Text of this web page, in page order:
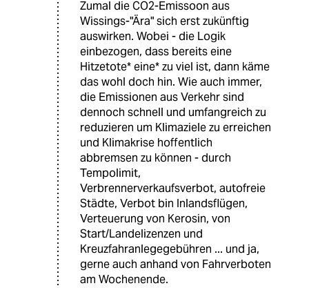
Zumal die CO2-Emissoon aus
Wissings-"Ära" sich erst zukünftig
auswirken. Wobei - die Logik
einbezogen, dass bereits eine
Hitzetote* eine* zu viel ist, dann käme
das wohl doch hin. Wie auch immer,
die Emissionen aus Verkehr sind
dennoch schnell und umfangreich zu
reduzieren um Klimaziele zu erreichen
und Klimakrise hoffentlich
abbremsen zu können - durch
Tempolimit,
Verbrennerverkaufsverbot, autofreie
Städte, Verbot bin Inlandsflügen,
Verteuerung von Kerosin, von
Start/Landelizenzen und
Kreuzfahranlegegebühren ... und ja,
gerne auch anhand von Fahrverboten
am Wochenende.